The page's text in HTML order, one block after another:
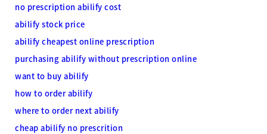
no prescription abilify cost
abilify stock price
abilify cheapest online prescription
purchasing abilify without prescription online
want to buy abilify
how to order abilify
where to order next abilify
cheap abilify no prescrition